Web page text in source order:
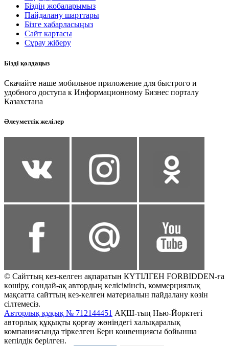
Біздің жобаларымыз
Пайдалану шарттары
Бізге хабарласыңыз
Сайт картасы
Сұрау жіберу
Бізді қолдаңыз
Скачайте наше мобильное приложение для быстрого и
удобного доступа к Информационному Бизнес порталу
Казахстана
Әлеуметтік желілер
© Сайттың кез-келген ақпаратын КҮТІЛГЕН FORBIDDEN-ға
көшіру, сондай-ақ автордың келісімінсіз, коммерциялық
мақсатта сайттың кез-келген материалын пайдалану көзін
сілтемесіз.
Авторлық құқық № 712144451 АҚШ-тың Нью-Йорктегі
авторлық құқықты қорғау жөніндегі халықаралық
компаниясында тіркелген Берн конвенциясы бойынша
кепілдік берілген.